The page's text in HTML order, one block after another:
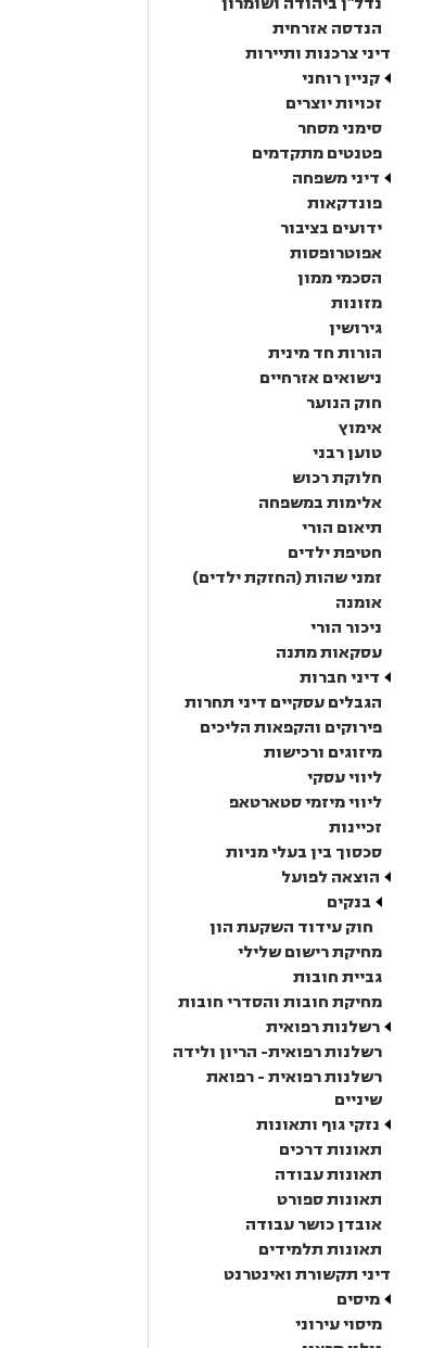
הנדסה אזרחית
דיני צרכנות ותיירות
קניין רוחני
זכויות יוצרים
סימני מסחר
פטנטים מתקדמים
דיני משפחה
פונדקאות
ידועים בציבור
אפוטרופסות
הסכמי ממון
מזונות
גירושין
הורות חד מינית
נישואים אזרחיים
חוק הנוער
אימוץ
טוען רבני
חלוקת רכוש
אלימות במשפחה
תיאום הורי
חטיפת ילדים
זמני שהות (החזקת ילדים)
אומנה
ניכור הורי
עסקאות מתנה
דיני חברות
הגבלים עסקיים דיני תחרות
פירוקים והקפאות הליכים
מיזוגים ורכישות
ליווי עסקי
ליווי מיזמי סטארטאפ
זכיינות
סכסוך בין בעלי מניות
הוצאה לפועל
בנקים
חוק עידוד השקעת הון
מחיקת רישום שלילי
גביית חובות
מחיקת חובות והסדרי חובות
רשלנות רפואית
רשלנות רפואית- הריון ולידה
רשלנות רפואית - רפואת
שיניים
נזקי גוף ותאונות
תאונות דרכים
תאונות עבודה
תאונות ספורט
אובדן כושר עבודה
תאונות תלמידים
דיני תקשורת ואינטרנט
מיסים
מיסוי עירוני